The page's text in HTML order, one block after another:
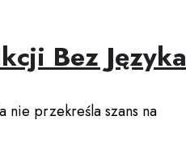
Bez Języka
nie przekreśla szans na